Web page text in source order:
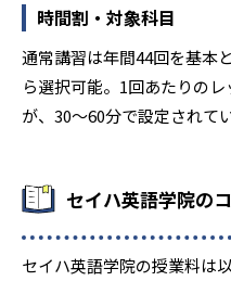
時間割・対象科目
通常講習は年間44回を基本
ら選択可能。1回あたりの
が、30～60分で設定されて
セイハ英語学院の
セイハ英語学院の授業料は